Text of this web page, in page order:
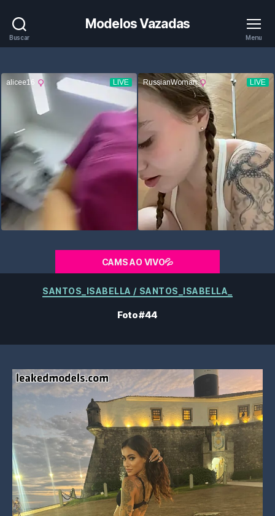
Buscar
Modelos Vazadas
Menu
CAMS AO VIVO💦
Categorias
SANTOS_ISABELLA / SANTOS_ISABELLA_
Foto #44